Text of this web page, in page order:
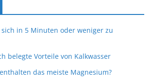
in 5 Minuten oder weniger zu
belegte Vorteile von Kalkwasser
das meiste Magnesium?